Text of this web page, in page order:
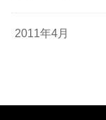
2011年4月